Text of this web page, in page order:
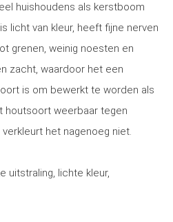
huishoudens als kerstboom
licht van kleur, heeft fijne nerven
grenen, weinig noesten en
zacht, waardoor het een
is om bewerkt te worden als
houtsoort weerbaar tegen
het nagenoeg niet.
uitstraling, lichte kleur,